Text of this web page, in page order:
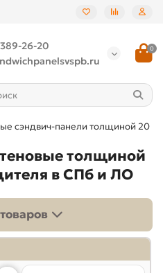
26-20
0
сэндвич-панели толщиной 20
толщиной
в СПб и ЛО